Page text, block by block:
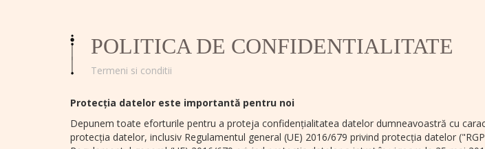
POLITICA DE CONFIDENTIALITATE
Termeni si conditii
Protecția datelor este importantă pentru noi
Depunem toate eforturile pentru a proteja confidențialitatea datelor dumneavoastră cu
protecția datelor, inclusiv Regulamentul general (UE) 2016/679 privind protecția datelor